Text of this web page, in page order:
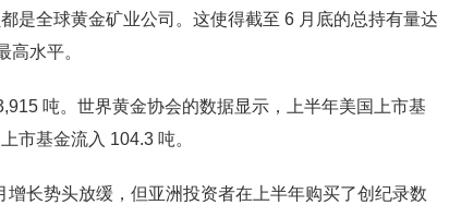
是全球黄金矿业公司。这使得截至 6 月底的总持有量达
高水平。
吨。世界黄金协会的数据显示，上半年美国上市基
市基金流入 104.3 吨。
增长势头放缓，但亚洲投资者在上半年购买了创纪录数